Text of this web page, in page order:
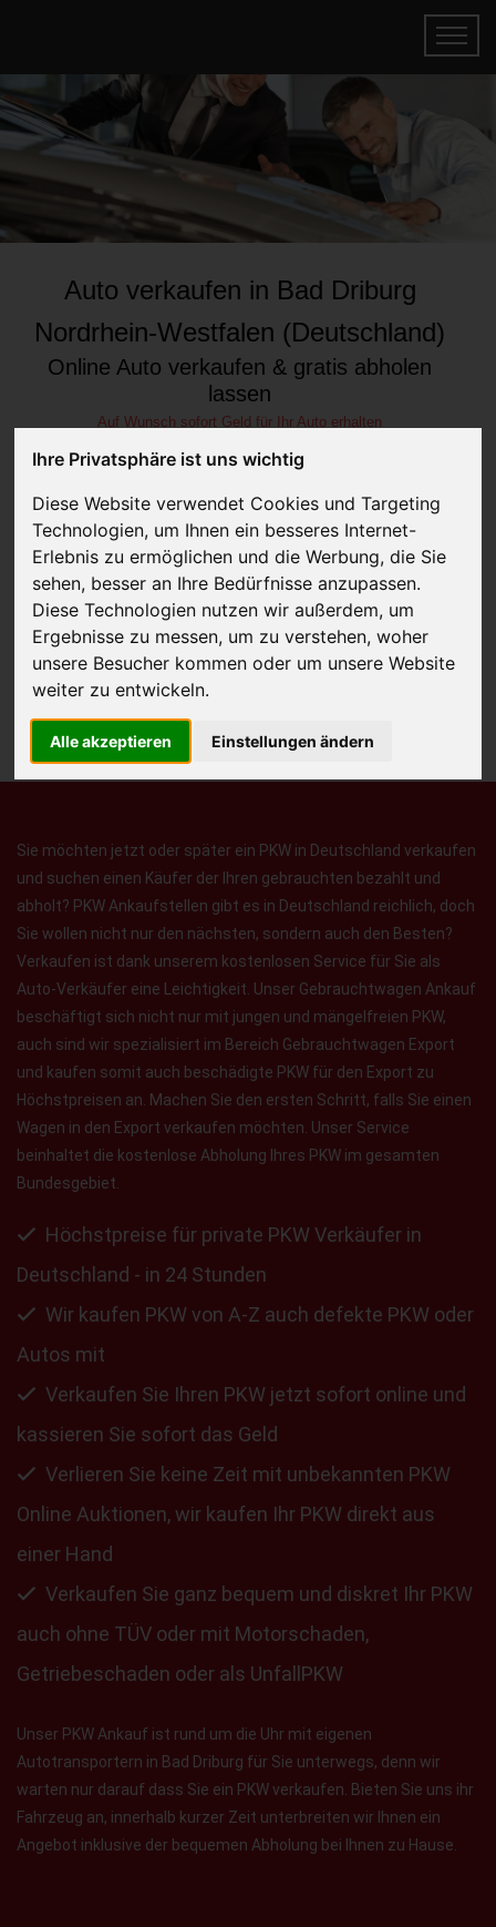
Ihre Privatsphäre ist uns wichtig
Diese Website verwendet Cookies und Targeting
Technologien, um Ihnen ein besseres Internet-
Erlebnis zu ermöglichen und die Werbung, die Sie
sehen, besser an Ihre Bedürfnisse anzupassen.
Diese Technologien nutzen wir außerdem, um
Ergebnisse zu messen, um zu verstehen, woher
unsere Besucher kommen oder um unsere Website
weiter zu entwickeln.
Alle akzeptieren Einstellungen ändern
Auto verkaufen in Bad Driburg
Nordrhein-Westfalen (Deutschland)
Online Auto verkaufen & gratis abholen
lassen
Auf Wunsch sofort Geld für Ihr Auto erhalten
JETZT KOSTENLOSE BEWERTUNG
Kostenloses Angebotfür den Ankauf Ihres Autos inklusive der
Abholung, auf Wunsch sofort Geld. Ihre Daten werden nicht mit Dritten
Sie möchten jetzt oder später ein PKW in Deutschland verkaufen
und suchen einen Käufer der Ihren gebrauchten bezahlt und
abholt? PKW Ankaufstellen gibt es in Deutschland reichlich, doch
Sie wollen nicht nur den nächsten, sondern auch den Besten?
Verkaufen ist dank unserem kostenlosen Service für Sie als
Auto-Verkäufer eine Leichtigkeit. Unser Gebrauchtwagen Ankauf
beschäftigt sich nicht nur mit jungen und mängelfreien PKW,
auch sind wir spezialisiert im Bereich Gebrauchtwagen Export
und kaufen somit auch beschädigte PKW für den Export zu
Höchstpreisen an. Machen Sie den ersten Schritt, falls Sie einen
Wagen in den Export verkaufen möchten. Unser Service
beinhaltet die kostenlose Abholung Ihres PKW im gesamten
Bundesgebiet.
Höchstpreise für private PKW Verkäufer in
Deutschland - in 24 Stunden
Wir kaufen PKW von A-Z auch defekte PKW oder
Autos mit
Verkaufen Sie Ihren PKW jetzt sofort online und
kassieren Sie sofort das Geld
Verlieren Sie keine Zeit mit unbekannten PKW
Online Auktionen, wir kaufen Ihr PKW direkt aus
einer Hand
Verkaufen Sie ganz bequem und diskret Ihr PKW
auch ohne TÜV oder mit Motorschaden,
Getriebeschaden oder als UnfallPKW
Unser PKW Ankauf ist rund um die Uhr mit eigenen
Autotransportern in Bad Driburg für Sie unterwegs, denn wir
warten nur darauf dass Sie ein PKW verkaufen. Bieten Sie uns ihr
Fahrzeug an, innerhalb kurzer Zeit unterbreiten wir Ihnen ein
Angebot inklusive der bequemen Abholung bei Ihnen zu Hause.